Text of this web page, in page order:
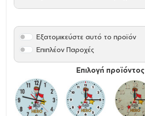
Επιλογή προϊόντος
Εξατομικεύστε αυτό το προϊόν
Επιπλέον Παροχές